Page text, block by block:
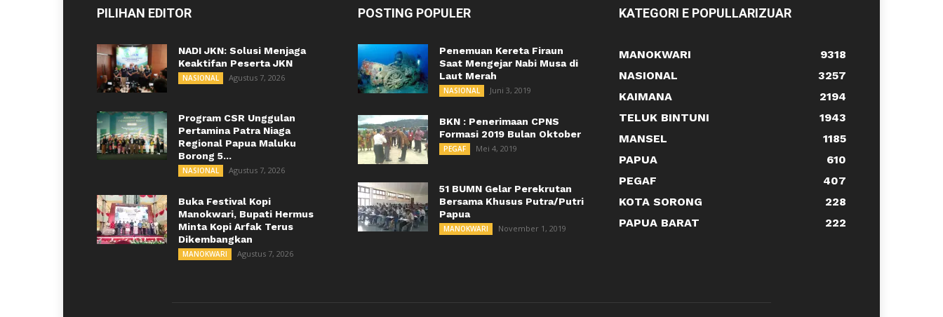
PILIHAN EDITOR
NADI JKN: Solusi Menjaga
Keaktifan Peserta JKN
NASIONAL Agustus 7, 2026
Program CSR Unggulan
Pertamina Patra Niaga
Regional Papua Maluku
Borong 5...
NASIONAL Agustus 7, 2026
Buka Festival Kopi
Manokwari, Bupati Hermus
Minta Kopi Arfak Terus
Dikembangkan
MANOKWARI Agustus 7, 2026
POSTING POPULER
Penemuan Kereta Firaun
Saat Mengejar Nabi Musa di
Laut Merah
NASIONAL Juni 3, 2019
BKN : Penerimaan CPNS
Formasi 2019 Bulan Oktober
PEGAF Mei 4, 2019
51 BUMN Gelar Perekrutan
Bersama Khusus Putra/Putri
Papua
MANOKWARI November 1, 2019
KATEGORI E POPULLARIZUAR
MANOKWARI
9318
NASIONAL
3257
KAIMANA
2194
TELUK BINTUNI
1943
MANSEL
1185
PAPUA
610
PEGAF
407
KOTA SORONG
228
PAPUA BARAT
222